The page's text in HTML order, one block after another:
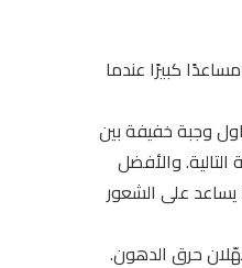
كبيرًا عندما
وجبة خفيفة بين
والأفضل
يساعد على الشعور